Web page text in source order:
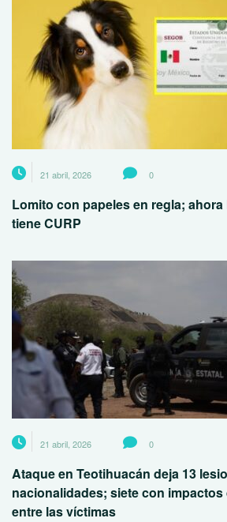
21 abril, 2026 0
Lomito con papeles en regla;
tiene CURP
21 abril, 2026 0
Ataque en Teotihuacán deja 13
nacionalidades; siete con
entre las víctimas